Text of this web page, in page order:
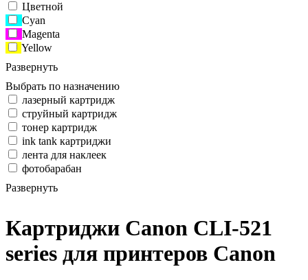
Цветной
Cyan
Magenta
Yellow
Развернуть
Выбрать по назначению
лазерный картридж
струйный картридж
тонер картридж
ink tank картриджи
лента для наклеек
фотобарабан
Развернуть
Картриджи Canon CLI-521
series для принтеров Canon